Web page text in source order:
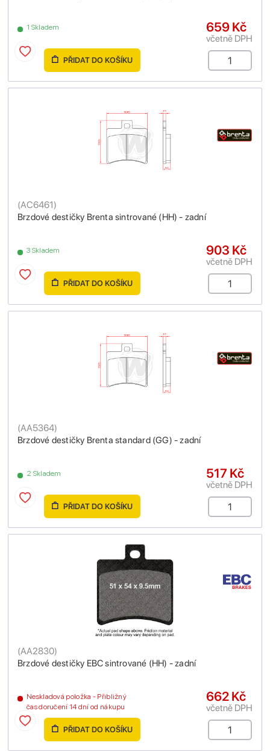
1 Skladem 659 Kč
včetně DPH
PŘIDAT DO KOŠÍKU
Brzdové destičky Brenta sintrované (HH) - zadní
(AC6461)
3 Skladem 903 Kč
včetně DPH
PŘIDAT DO KOŠÍKU
Brzdové destičky Brenta standard (GG) - zadní
(AA5364)
2 Skladem 517 Kč
včetně DPH
PŘIDAT DO KOŠÍKU
Brzdové destičky EBC sintrované (HH) - zadní
(AA2830)
Neskladová položka - Přibližný
čas doručení 14 dní od nákupu
662 Kč
včetně DPH
PŘIDAT DO KOŠÍKU